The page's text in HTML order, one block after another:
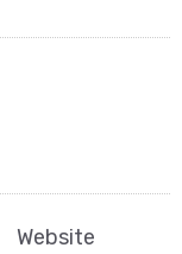
Website